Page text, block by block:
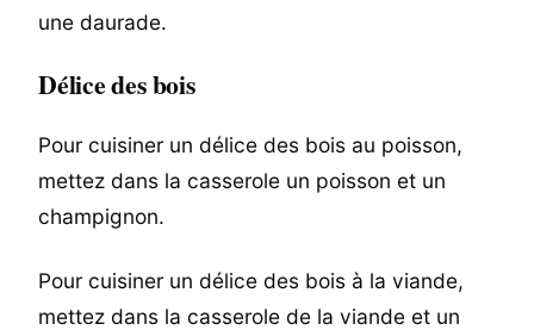
une daurade.
Délice des bois
Pour cuisiner un délice des bois au poisson,
mettez dans la casserole un poisson et un
champignon.
Pour cuisiner un délice des bois à la viande,
mettez dans la casserole de la viande et un